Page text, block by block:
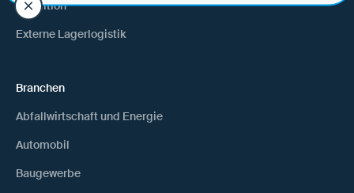
Spedition
Externe Lagerlogistik
Branchen
Abfallwirtschaft und Energie
Automobil
Baugewerbe